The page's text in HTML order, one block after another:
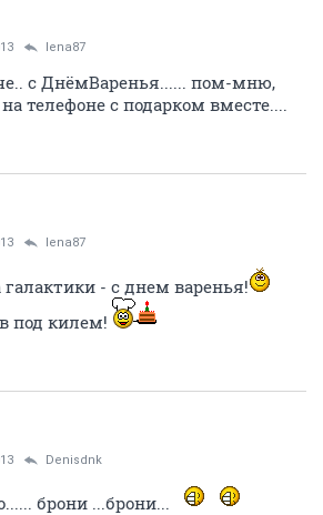
lena87
с ДнёмВаренья...... пом-мню,
телефоне с подарком вместе....
lena87
- с днем варенья!
под килем!
Denisdnk
брони ...брони...